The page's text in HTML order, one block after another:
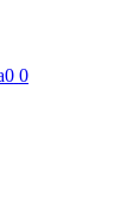
0 0